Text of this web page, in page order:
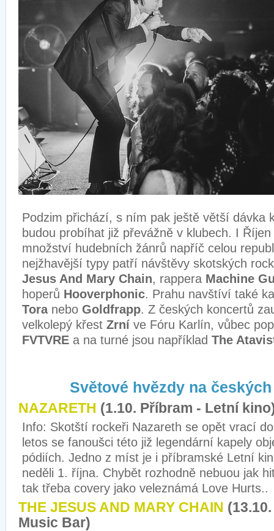
Podzim přichází, s ním pak ještě větší dávka
budou probíhat již převážně v klubech. I
množství hudebních žánrů napříč celou
nejžhavější typy patří návštěvy skotských
Jesus And Mary Chain, rappera Machine
hoperů Hooverphonic. Prahu navštíví také
Toranebo Goldfrapp. Z českých koncertů
velkolepý křest Zrní ve Fóru Karlín, vůbec
FVTVRE a na turné jsou například The
Světové hvězdy na
NAZARETH (1.10. Příbram - Letní
Info: Skotští rockeři Nazareth se opět vrací
letos se fanoušci této již legendární kapely
pódiích. Jedno z míst je i příbramské Letní
neděli 1. října. Chybět rozhodně nebuou jak
tak třeba covery jako veleznámá Love Hurts..
THE JESUS AND MARY CHAIN
Music Bar)